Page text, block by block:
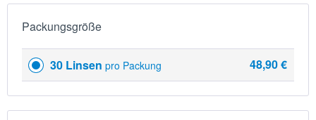
Packungsgröße
30 Linsen pro Packung 48,90 €